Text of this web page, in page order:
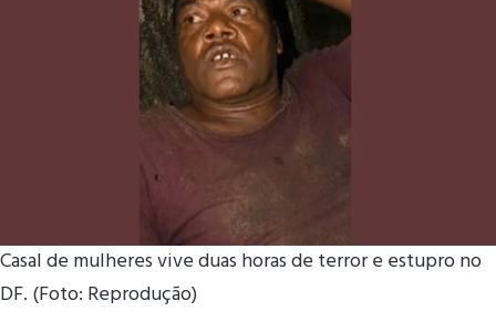
Casal de mulheres vive duas horas de terror e estupro no
DF. (Foto: Reprodução)